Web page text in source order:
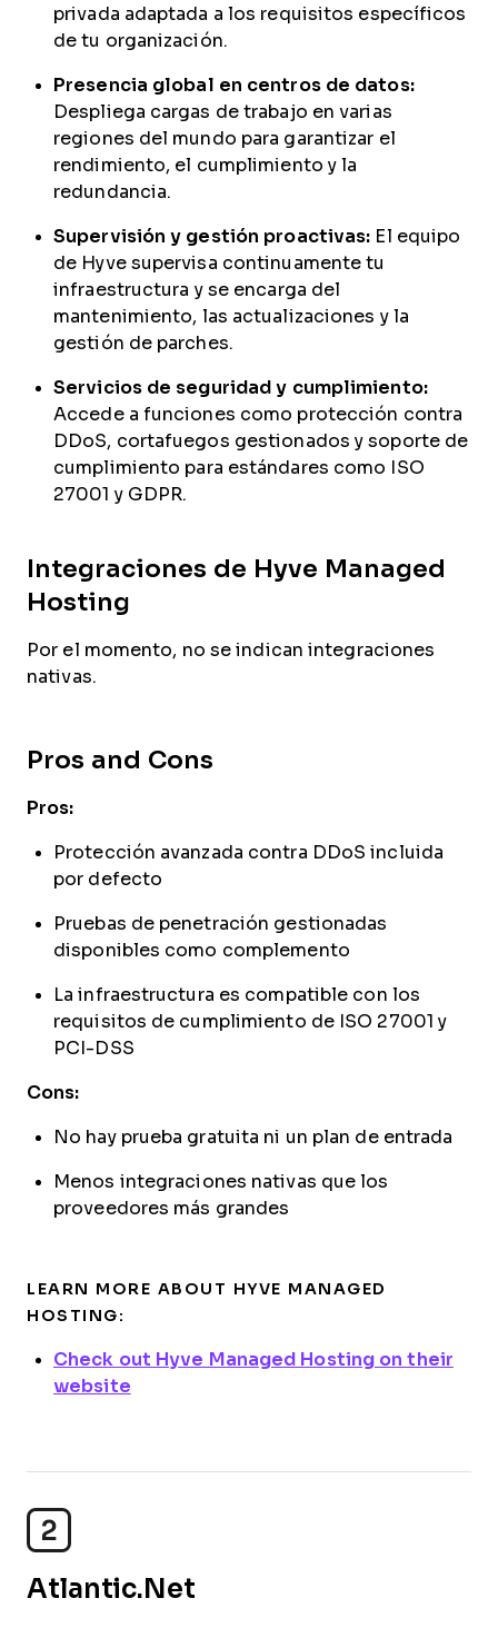
privada adaptada a los requisitos específicos
de tu organización.
Presencia global en centros de datos:
Despliega cargas de trabajo en varias
regiones del mundo para garantizar el
rendimiento, el cumplimiento y la
redundancia.
Supervisión y gestión proactivas: El equipo
de Hyve supervisa continuamente tu
infraestructura y se encarga del
mantenimiento, las actualizaciones y la
gestión de parches.
Servicios de seguridad y cumplimiento:
Accede a funciones como protección contra
DDoS, cortafuegos gestionados y soporte de
cumplimiento para estándares como ISO
27001 y GDPR.
Integraciones de Hyve Managed
Hosting
Por el momento, no se indican integraciones
nativas.
Pros and Cons
Pros:
Protección avanzada contra DDoS incluida
por defecto
Pruebas de penetración gestionadas
disponibles como complemento
La infraestructura es compatible con los
requisitos de cumplimiento de ISO 27001 y
PCI-DSS
Cons:
No hay prueba gratuita ni un plan de entrada
Menos integraciones nativas que los
proveedores más grandes
LEARN MORE ABOUT HYVE MANAGED
HOSTING:
Check out Hyve Managed Hosting on their
website
2
Atlantic.Net